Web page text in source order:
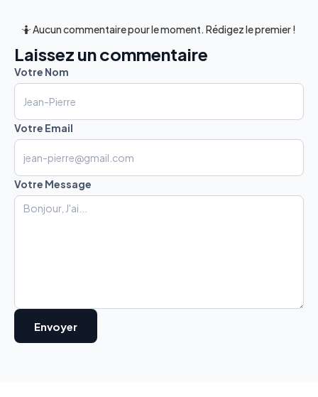
🤷 Aucun commentaire pour le moment. Rédigez le premier !
Laissez un commentaire
Votre Nom
Votre Email
Votre Message